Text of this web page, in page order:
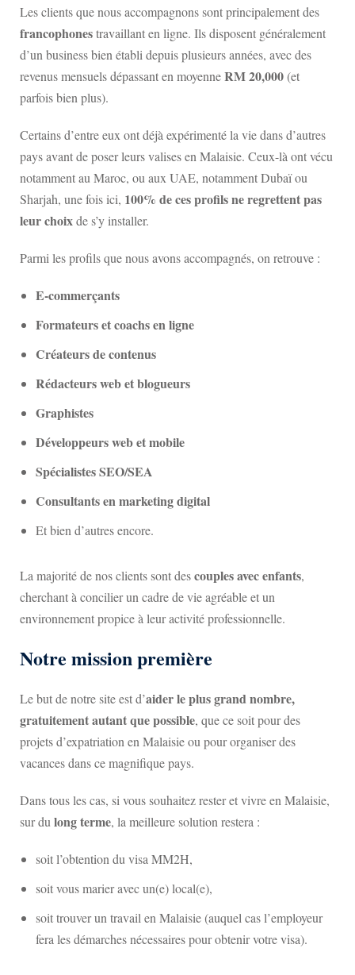
Les clients que nous accompagnons sont principalement des
francophonestravaillant en ligne. Ils disposent généralement
d’un business bien établi depuis plusieurs années, avec des
revenus mensuels dépassant en moyenneRM 20,000(et
parfois bien plus).
Certains d’entre eux ont déjà expérimenté la vie dans d’autres
pays avant de poser leurs valises en Malaisie. Ceux-là ont vécu
notamment au Maroc, ou aux UAE, notamment Dubaï ou
Sharjah, une fois ici, 100% de ces profils ne regrettent pas
leur choixde s’y installer.
Parmi les profils que nous avons accompagnés, on retrouve :
E-commerçants
Formateurs et coachs en ligne
Créateurs de contenus
Rédacteurs web et blogueurs
Graphistes
Développeurs web et mobile
Spécialistes SEO/SEA
Consultants en marketing digital
Et bien d’autres encore.
La majorité de nos clients sont descouples avec enfants,
cherchant à concilier un cadre de vie agréable et un
environnement propice à leur activité professionnelle.
Notre mission première
Le but de notre site est d’aider le plus grand nombre,
gratuitement autant que possible, que ce soit pour des
projets d’expatriation en Malaisie ou pour organiser des
vacances dans ce magnifique pays.
Dans tous les cas, si vous souhaitez rester et vivre en Malaisie,
sur du long terme, la meilleure solution restera :
soit l’obtention du visa MM2H,
soit vous marier avec un(e) local(e),
soit trouver un travail en Malaisie (auquel cas l’employeur
fera les démarches nécessaires pour obtenir votre visa).